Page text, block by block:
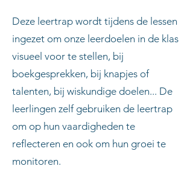
Deze leertrap wordt tijdens de lessen
ingezet om onze leerdoelen in de klas
visueel voor te stellen, bij
boekgesprekken, bij knapjes of
talenten, bij wiskundige doelen... De
leerlingen zelf gebruiken de leertrap
om op hun vaardigheden te
reflecteren en ook om hun groei te
monitoren.